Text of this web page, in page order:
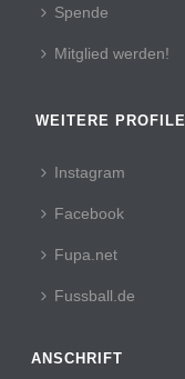
Spende
Mitglied werden!
WEITERE PROFILE
Instagram
Facebook
Fupa.net
Fussball.de
ANSCHRIFT